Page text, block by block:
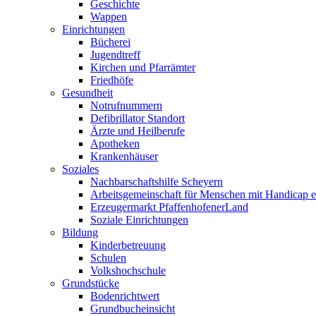
Geschichte
Wappen
Einrichtungen
Bücherei
Jugendtreff
Kirchen und Pfarrämter
Friedhöfe
Gesundheit
Notrufnummern
Defibrillator Standort
Ärzte und Heilberufe
Apotheken
Krankenhäuser
Soziales
Nachbarschaftshilfe Scheyern
Arbeitsgemeinschaft für Menschen mit Handicap
Erzeugermarkt PfaffenhofenerLand
Soziale Einrichtungen
Bildung
Kinderbetreuung
Schulen
Volkshochschule
Grundstücke
Bodenrichtwert
Grundbucheinsicht